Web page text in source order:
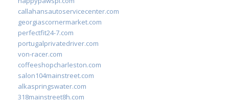
callahansautoservicecenter.com
georgiascornermarket.com
perfectfit24-7.com
portugalprivatedriver.com
von-racer.com
coffeeshopcharleston.com
salon104mainstreet.com
alkaspringswater.com
318mainstreet8h.com